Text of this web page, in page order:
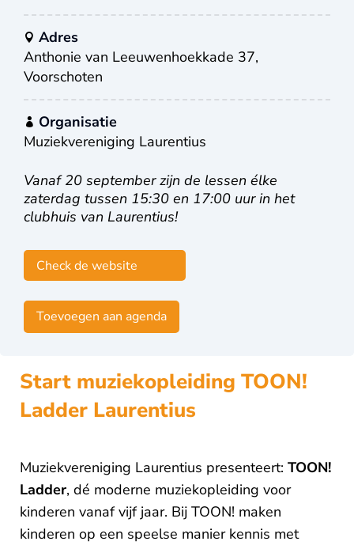
Start muziekopleiding TOON!
Ladder Laurentius
Muziekvereniging Laurentius presenteert: TOON!
Ladder, dé moderne muziekopleiding voor
kinderen vanaf vijf jaar. Bij TOON! maken
kinderen op een speelse manier kennis met
Adres
Anthonie van Leeuwenhoekkade 37,
Voorschoten
Organisatie
Muziekvereniging Laurentius
Vanaf 20 september zijn de lessen élke
zaterdag tussen 15:30 en 17:00 uur in het
clubhuis van Laurentius!
Check de website
Toevoegen aan agenda